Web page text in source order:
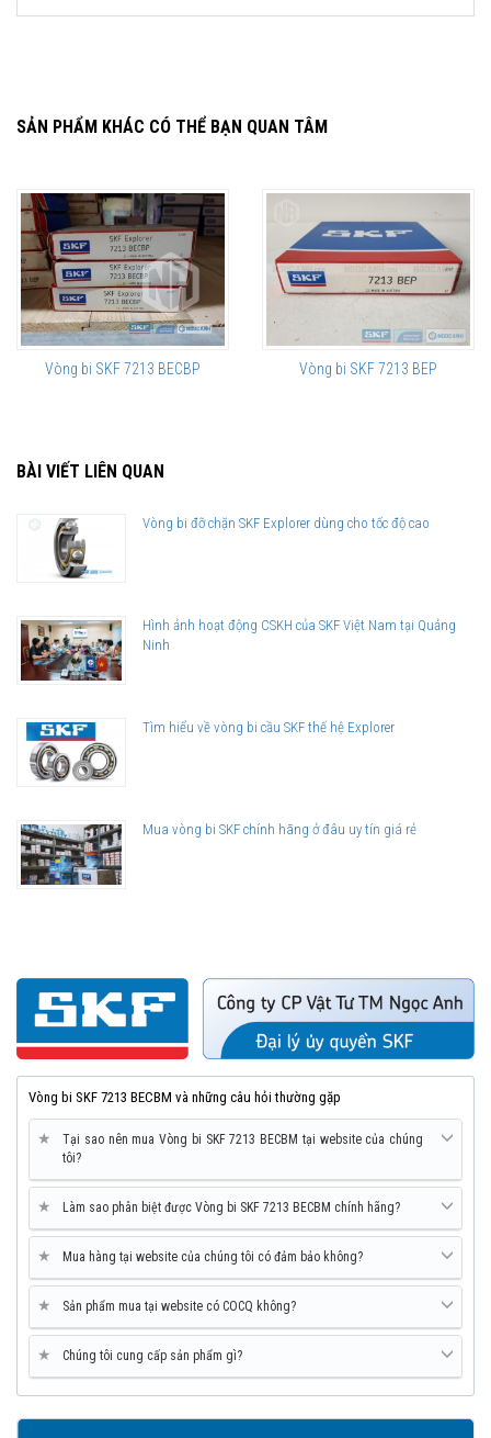
SẢN PHẨM KHÁC CÓ THỂ BẠN QUAN TÂM
Vòng bi SKF 7213 BECBP Vòng bi SKF 7213 BEP
BÀI VIẾT LIÊN QUAN
Vòng bi đỡ chặn SKF Explorer dùng cho tốc độ cao
Hình ảnh hoạt động CSKH của SKF Việt Nam tại Quảng
Ninh
Tìm hiểu về vòng bi cầu SKF thế hệ Explorer
Mua vòng bi SKF chính hãng ở đâu uy tín giá rẻ
Vòng bi SKF 7213 BECBM và những câu hỏi thường gặp
★
Tại sao nên mua Vòng bi SKF 7213 BECBM tại website của chúng
tôi?
★ Làm sao phân biệt được Vòng bi SKF 7213 BECBM chính hãng?
★ Mua hàng tại website của chúng tôi có đảm bảo không?
★ Sản phẩm mua tại website có COCQ không?
★ Chúng tôi cung cấp sản phẩm gì?